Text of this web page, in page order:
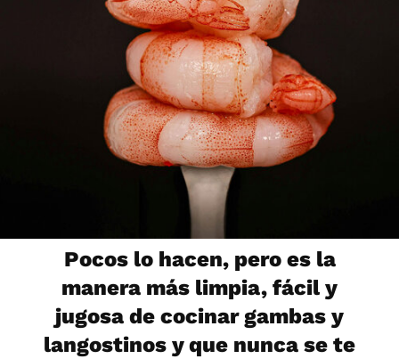
Pocos lo hacen, pero es la
manera más limpia, fácil y
jugosa de cocinar gambas y
langostinos y que nunca se te